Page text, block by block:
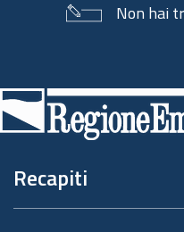
Non hai
di
pagina
Recapiti